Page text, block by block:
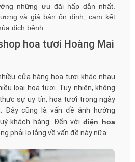
những ưu đãi hấp dẫn nhất.
và giá bán ổn định, cam kết
dịch bệnh.
hoa tươi Hoàng Mai
cửa hàng hoa tươi khác nhau
loại hoa tươi. Tuy nhiên, không
sự uy tín, hoa tươi trong ngày
Đây cũng là vấn đề ảnh hưởng
khách hàng. Đến vớiđiện hoa
phải lo lắng về vấn đề này nữa.